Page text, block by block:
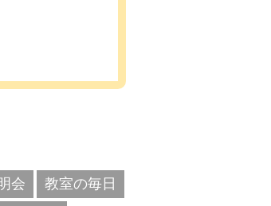
会
教室の毎日